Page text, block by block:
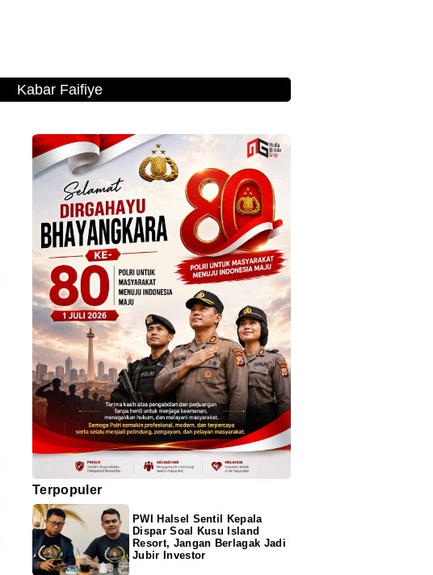
Kabar Faifiye
Terpopuler
PWI Halsel Sentil Kepala
Dispar Soal Kusu Island
Resort, Jangan Berlagak Jadi
Jubir Investor